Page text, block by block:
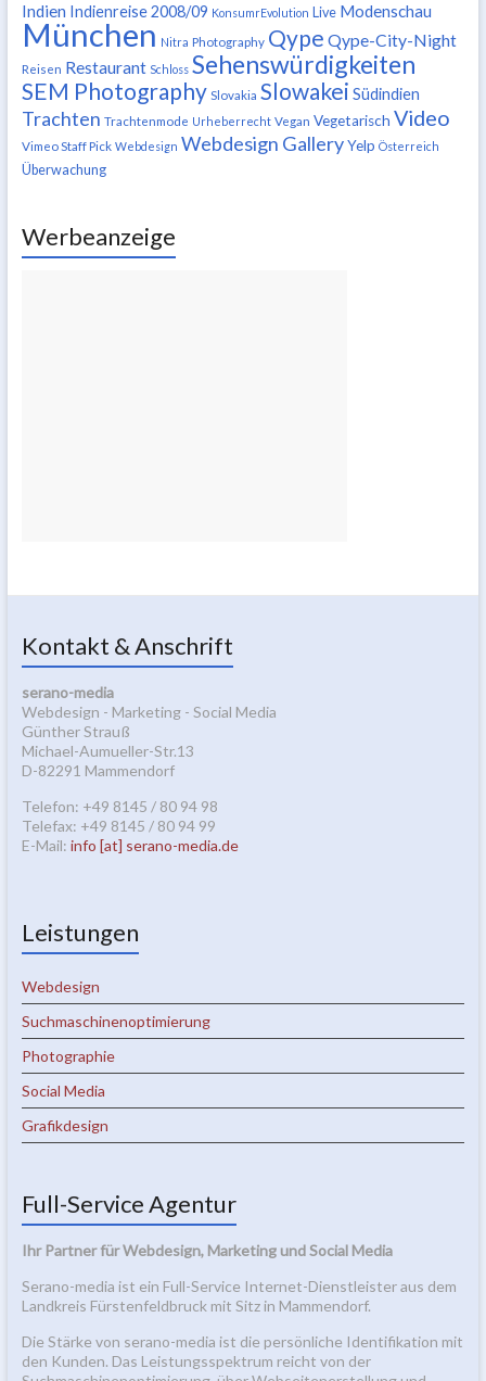
Indien Indienreise 2008/09 KonsumrEvolution Live Modenschau
München Nitra Photography Qype Qype-City-Night
Reisen Restaurant Schloss Sehenswürdigkeiten
SEM Photography Slovakia Slowakei Südindien
Trachten Trachtenmode Urheberrecht Vegan Vegetarisch Video
Vimeo Staff Pick Webdesign Webdesign Gallery Yelp Österreich
Überwachung
Werbeanzeige
Kontakt & Anschrift
serano-media
Webdesign - Marketing - Social Media
Günther Strauß
Michael-Aumueller-Str.13
D-82291 Mammendorf
Telefon: +49 8145 / 80 94 98
Telefax: +49 8145 / 80 94 99
E-Mail: info [at] serano-media.de
Leistungen
Webdesign
Suchmaschinenoptimierung
Photographie
Social Media
Grafikdesign
Full-Service Agentur
Ihr Partner für Webdesign, Marketing und Social Media
Serano-media ist ein Full-Service Internet-Dienstleister aus dem
Landkreis Fürstenfeldbruck mit Sitz in Mammendorf.
Die Stärke von serano-media ist die persönliche Identifikation mit
den Kunden. Das Leistungsspektrum reicht von der